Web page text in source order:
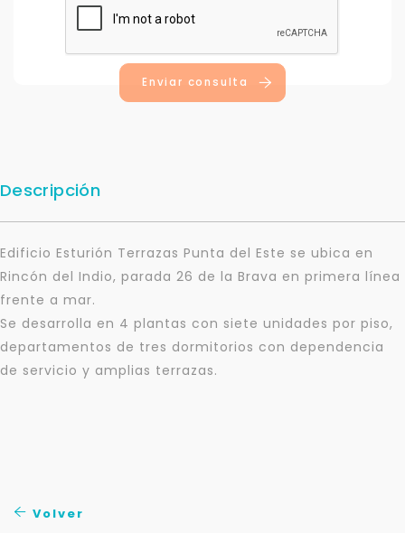
Enviar consulta
Descripción
Edificio Esturión Terrazas Punta del Este se ubica en
Rincón del Indio, parada 26 de la Brava en primera línea
frente a mar.
Se desarrolla en 4 plantas con siete unidades por piso,
departamentos de tres dormitorios con dependencia
de servicio y amplias terrazas.
Volver